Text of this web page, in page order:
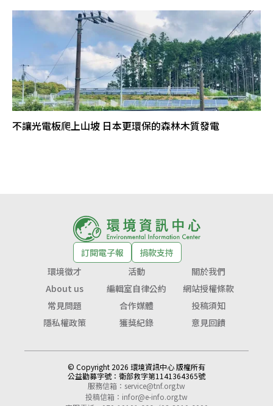
不讓光電板爬上山坡 日本更環保的森林木質發電
訂閱電子報
捐款支持
環境徵才
活動
關於我們
About us
編輯室自律公約
網站授權條款
常見問題
合作媒體
投稿須知
隱私權政策
獲獎紀錄 意見回饋
© Copyright 2026 環境資訊中心 版權所有
公益勸募字號： 衛部救字第1141364365號
服務信箱： service@tnf.org.tw
投稿信箱： infor@e-info.org.tw